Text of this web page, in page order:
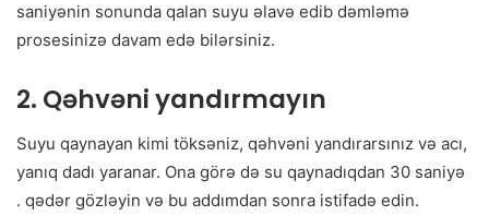
saniyənin sonunda qalan suyu əlavə edib dəmləmə
prosesinizə davam edə bilərsiniz.
2. Qəhvəni yandırmayın
Suyu qaynayan kimi töksəniz, qəhvəni yandırarsınız və acı,
yanıq dadı yaranar. Ona görə də su qaynadıqdan 30 saniyə
. qədər gözləyin və bu addımdan sonra istifadə edin.